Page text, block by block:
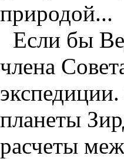
природой...
Если бы
члена
планеты
расчеты